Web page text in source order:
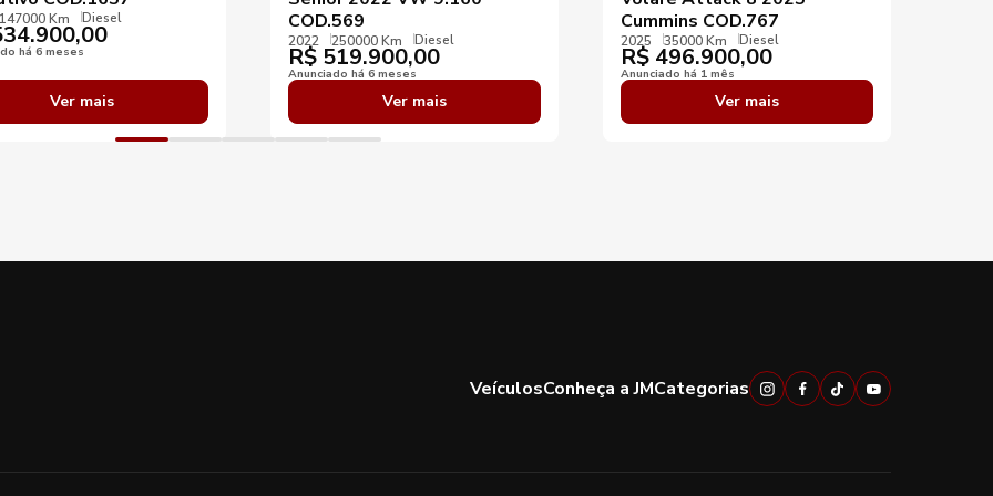
147000 Km Diesel
há 6 meses
Ver mais
COD.569
2022 250000 Km Diesel
R$ 519.900,00
Anunciado há 6 meses
Ver mais
Cummins COD.767
2025 35000 Km Diesel
R$ 496.900,00
Anunciado há 1 mês
Ver mais
VeículosConheça a JMCategorias